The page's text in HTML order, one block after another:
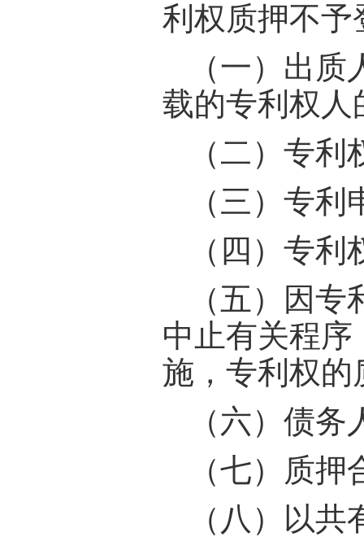
利权质押不予
（一）出
载的专利权人
（二）专
（三）专
（四）专
（五）因
中止有关程
施，专利权的
（六）债
（七）质
（八）以